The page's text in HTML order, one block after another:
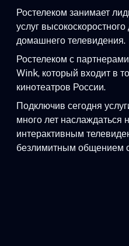
Ростелеком занимает
услуг
домашнего телевидения.
Ростелеком с
Wink, который входит в
кинотеатров России.
Подключив сегодня
много лет
интерактивным
безлимитным общением